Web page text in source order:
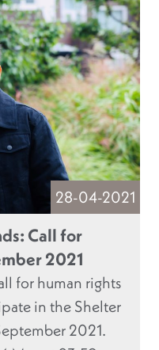
28-04-2021
Call for
2021
for human rights
in the Shelter
2021.